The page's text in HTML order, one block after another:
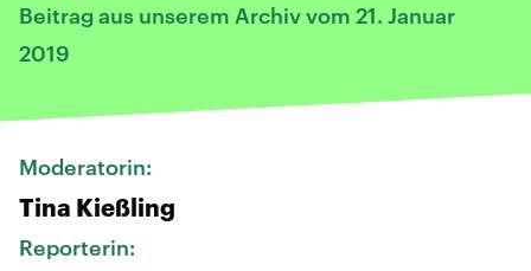
Beitrag aus unserem Archiv vom 21. Januar
2019
Moderatorin:
Tina Kießling
Reporterin: